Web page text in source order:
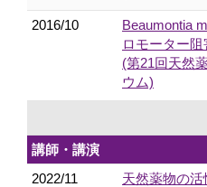
2016/10
Beaumontia
ロモーター
(第21回天然
ウム)
講師・講演
2022/11
天然薬物の